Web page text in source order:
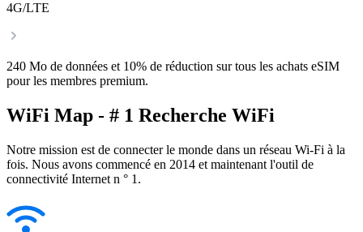
4G/LTE
240 Mo de données et 10% de réduction sur tous les achats eSIM
pour les membres premium.
WiFi Map - # 1 Recherche WiFi
Notre mission est de connecter le monde dans un réseau Wi-Fi à la
fois. Nous avons commencé en 2014 et maintenant l'outil de
connectivité Internet n ° 1.